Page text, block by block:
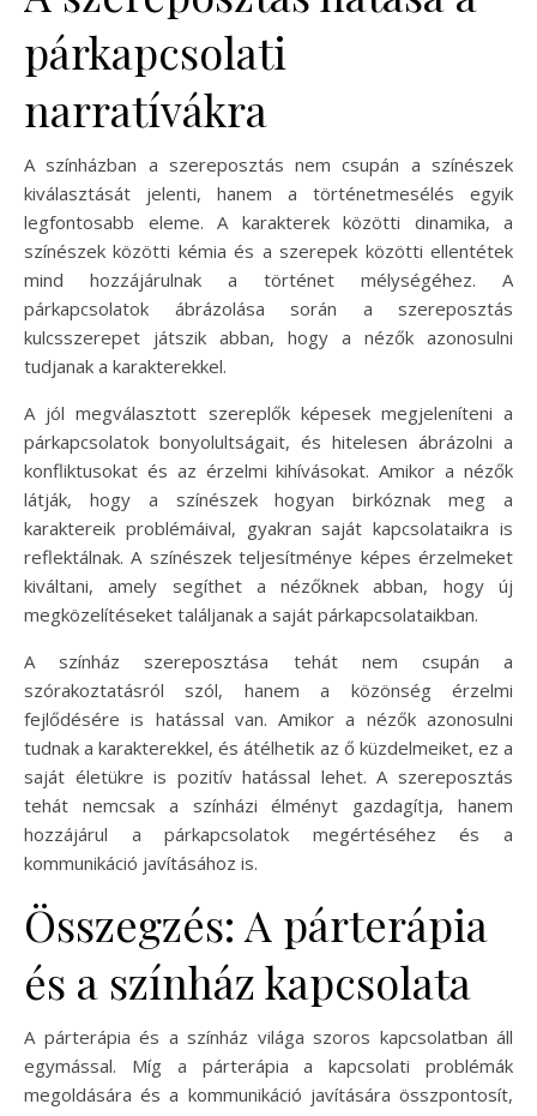
párkapcsolati
narratívákra
A színházban a szereposztás nem csupán a színészek
kiválasztását jelenti, hanem a történetmesélés egyik
legfontosabb eleme. A karakterek közötti dinamika, a
színészek közötti kémia és a szerepek közötti ellentétek
mind hozzájárulnak a történet mélységéhez. A
párkapcsolatok ábrázolása során a szereposztás
kulcsszerepet játszik abban, hogy a nézők azonosulni
tudjanak a karakterekkel.
A jól megválasztott szereplők képesek megjeleníteni a
párkapcsolatok bonyolultságait, és hitelesen ábrázolni a
konfliktusokat és az érzelmi kihívásokat. Amikor a nézők
látják, hogy a színészek hogyan birkóznak meg a
karaktereik problémáival, gyakran saját kapcsolataikra is
reflektálnak. A színészek teljesítménye képes érzelmeket
kiváltani, amely segíthet a nézőknek abban, hogy új
megközelítéseket találjanak a saját párkapcsolataikban.
A színház szereposztása tehát nem csupán a
szórakoztatásról szól, hanem a közönség érzelmi
fejlődésére is hatással van. Amikor a nézők azonosulni
tudnak a karakterekkel, és átélhetik az ő küzdelmeiket, ez a
saját életükre is pozitív hatással lehet. A szereposztás
tehát nemcsak a színházi élményt gazdagítja, hanem
hozzájárul a párkapcsolatok megértéséhez és a
kommunikáció javításához is.
Összegzés: A párterápia
és a színház kapcsolata
A párterápia és a színház világa szoros kapcsolatban áll
egymással. Míg a párterápia a kapcsolati problémák
megoldására és a kommunikáció javítására összpontosít,